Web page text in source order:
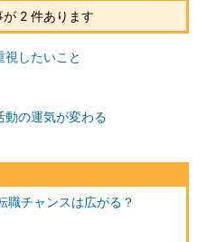
なりそうです。
用では、即戦力を要求されまし
職務を遂行するための適性、能
ルなどを、これまでと同じよう
ではないでしょうか。
2 件あります
したいこと
動の運気が変わる
職チャンスは広がる？